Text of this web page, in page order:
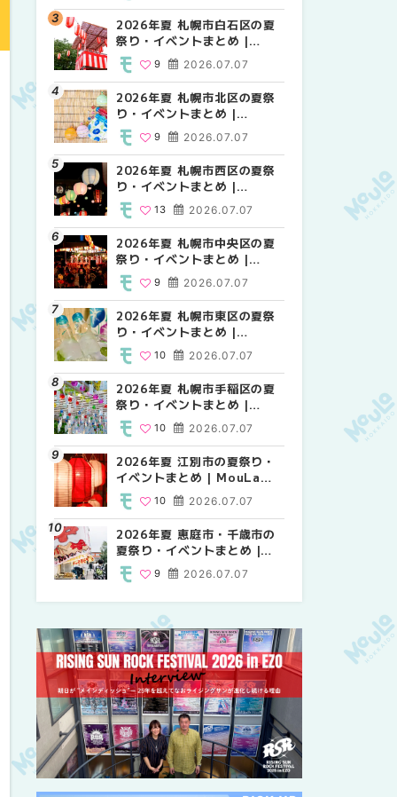
2026年夏 札幌市白石区の夏
祭り・イベントまとめ |
MouLa HOKKAIDO
2026.07.07
9
2026年夏 札幌市北区の夏祭
り・イベントまとめ |
MouLa HOKKAIDO
2026.07.07
9
2026年夏 札幌市西区の夏祭
り・イベントまとめ |
MouLa HOKKAIDO
2026.07.07
13
2026年夏 札幌市中央区の夏
祭り・イベントまとめ |
MouLa HOKKAIDO
2026.07.07
9
2026年夏 札幌市東区の夏祭
り・イベントまとめ |
MouLa HOKKAIDO
2026.07.07
10
2026年夏 札幌市手稲区の夏
祭り・イベントまとめ |
MouLa HOKKAIDO
2026.07.07
10
2026年夏 江別市の夏祭り・
イベントまとめ | MouLa
HOKKAIDO 2026.07.07
10
2026年夏 恵庭市・千歳市の
夏祭り・イベントまとめ |
MouLa HOKKAIDO
2026.07.07
9
2026年夏 札幌市西区の夏祭
り・イベントまとめ |
13
2026年夏 札幌市豊平区の夏
祭り・イベントまとめ |
9
2026年夏 札幌市北区の夏祭
り・イベントまとめ |
9
2026年夏 札幌市清田区の夏
祭り・イベントまとめ |
6
2026年夏 札幌市手稲区の夏
祭り・イベントまとめ |
10
2026年夏 札幌市中央区の夏
祭り・イベントまとめ |
9
2026年夏 札幌市南区の夏祭
り・イベントまとめ |
8
札幌の麻辣湯（マーラータ
ン）おすすめ専門店9選！本
徹底比較 | MouLa
5
2026年夏 札幌市白石区の夏
祭り・イベントまとめ |
9
2026年夏 札幌市西区の夏祭
り・イベントまとめ |
13
2026年夏 札幌市清田区の夏
祭り・イベントまとめ |
6
2026年夏 札幌市手稲区の夏
祭り・イベントまとめ |
10
2026年夏 札幌市豊平区の夏
祭り・イベントまとめ |
9
2026年夏 札幌市東区の夏祭
り・イベントまとめ |
10
2026年夏 札幌市南区の夏祭
り・イベントまとめ |
8
札幌の麻辣湯（マーラータ
ン）おすすめ専門店6選！本
徹底比較 | MouLa
5